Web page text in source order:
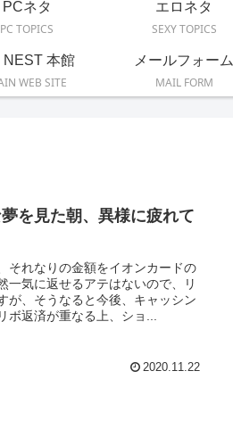
PCネタ
PC TOPICS
エロネタ
SEXY TOPICS
NEST 本館
WEB SITE
メールフォーム
MAIL FORM
を見た朝、異様に疲れて
それなりの金額をイオンカードの
一気に返せるアテはないので、リ
が、そうなると今後、キャッシン
ボ返済が重なる上、ショ...
2020.11.22